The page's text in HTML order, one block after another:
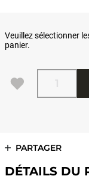
Veuillez sélectionner
panier.
Quantité
PARTAGER
DÉTAILS DU